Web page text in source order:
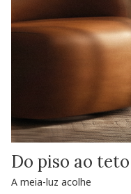
Do piso ao teto
A meia-luz acolhe